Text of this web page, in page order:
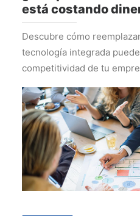
está costando
Descubre cómo
tecnología integrada
competitividad de tu